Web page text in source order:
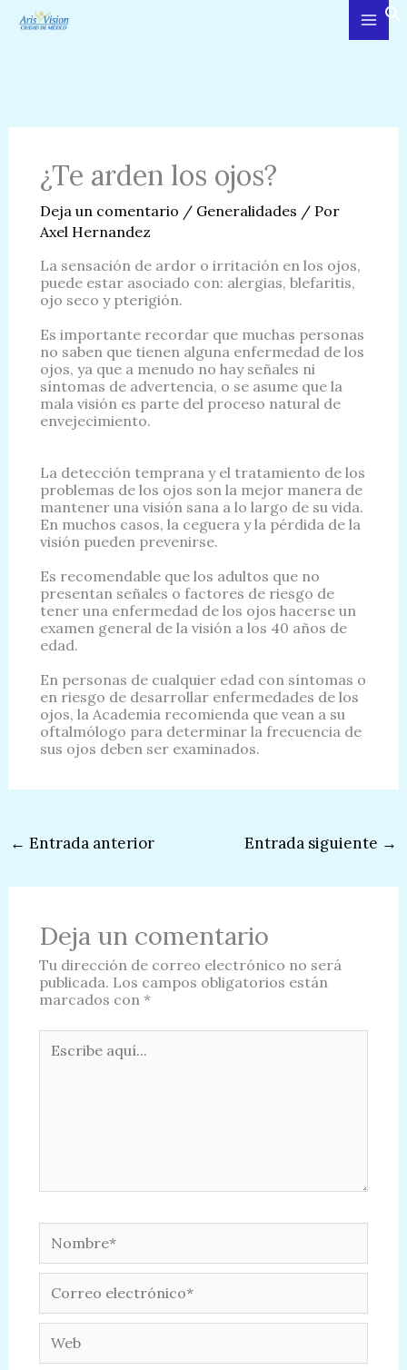
¿Te arden los ojos?
Deja un comentario / Generalidades / Por
Axel Hernandez
La sensación de ardor o irritación en los ojos,
puede estar asociado con: alergias, blefaritis,
ojo seco y pterigión.
Es importante recordar que muchas personas
no saben que tienen alguna enfermedad de los
ojos, ya que a menudo no hay señales ni
síntomas de advertencia, o se asume que la
mala visión es parte del proceso natural de
envejecimiento.
La detección temprana y el tratamiento de los
problemas de los ojos son la mejor manera de
mantener una visión sana a lo largo de su vida.
En muchos casos, la ceguera y la pérdida de la
visión pueden prevenirse.
Es recomendable que los adultos que no
presentan señales o factores de riesgo de
tener una enfermedad de los ojos hacerse un
examen general de la visión a los 40 años de
edad.
En personas de cualquier edad con síntomas o
en riesgo de desarrollar enfermedades de los
ojos, la Academia recomienda que vean a su
oftalmólogo para determinar la frecuencia de
sus ojos deben ser examinados.
← Entrada anterior Entrada siguiente →
Deja un comentario
Tu dirección de correo electrónico no será
publicada. Los campos obligatorios están
marcados con *
Escribe
aquí...
Nombre*
Correo
electrónico*
Web